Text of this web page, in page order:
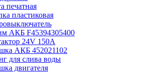
печатная
пластиковая
АКБ F45394305400
24V 150A
АКБ 452021102
для слива воды
двигателя